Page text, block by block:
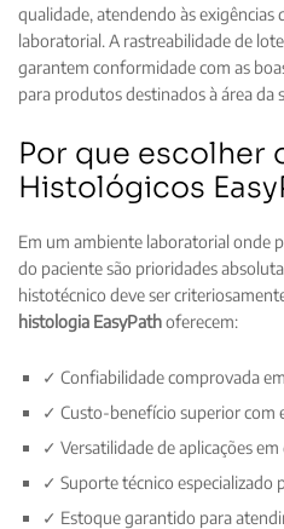
qualidade, atendendo às exigências
laboratorial. A rastreabilidade de
garantem conformidade com as
para produtos destinados à área da
Por que escolher
Histológicos
Em um ambiente laboratorial onde
do paciente são prioridades
histotécnico deve ser
histologia EasyPathoferecem:
✓ Confiabilidade comprovada
✓ Custo-benefício superior com
✓ Versatilidade de aplicações
✓ Suporte técnico especializado
✓ Estoque garantido para